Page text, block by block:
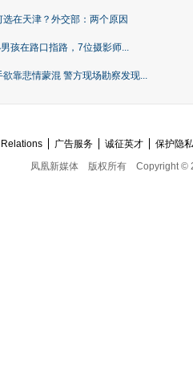
在天津？外交部：两个原因
孩在路口指路，7位摄影师...
靠悲情蒙混 警方现场勘察发现...
广告服务 诚征英才
保护隐
凤凰新媒体
版权所有 Copyright ©